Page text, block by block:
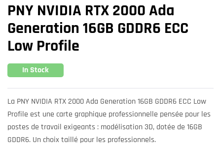
PNY NVIDIA RTX 2000 Ada
Generation 16GB GDDR6 ECC
Low Profile
In Stock
La PNY NVIDIA RTX 2000 Ada Generation 16GB GDDR6 ECC Low
Profile est une carte graphique professionnelle pensée pour les
postes de travail exigeants : modélisation 3D, dotée de 16GB
GDDR6. Un choix taillé pour les professionnels.